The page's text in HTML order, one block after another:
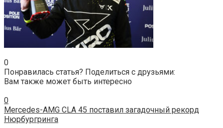
0
Понравилась статья? Поделиться с друзьями:
Вам также может быть интересно
0
Mercedes-AMG CLA 45 поставил загадочный рекорд
Нюрбургринга